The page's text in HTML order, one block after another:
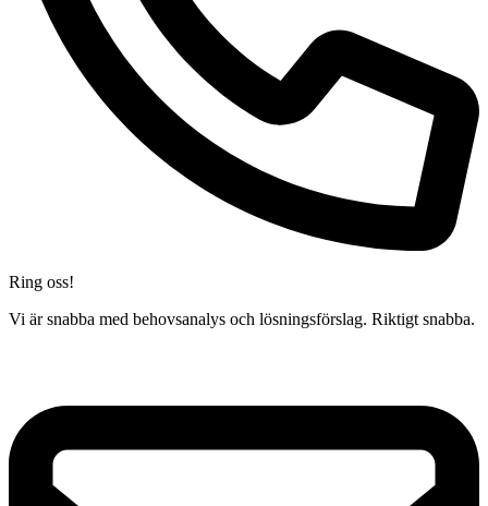
Ring oss!
Vi är snabba med behovsanalys och lösningsförslag. Riktigt snabba.